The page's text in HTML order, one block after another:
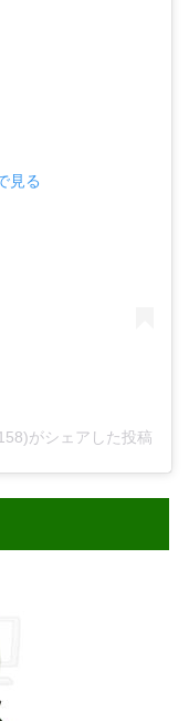
見る
がシェアした投稿